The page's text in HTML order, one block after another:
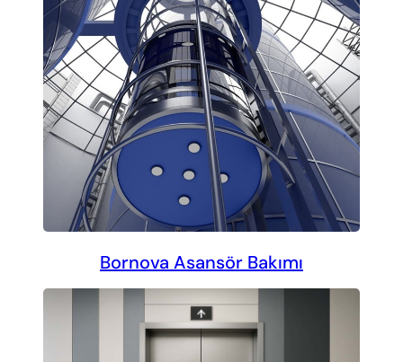
Bornova Asansör Bakımı